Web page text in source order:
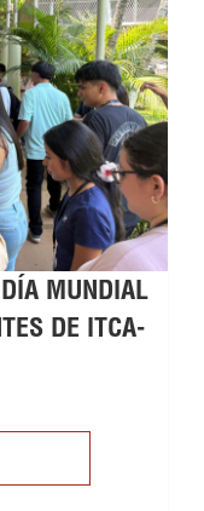
MUNDIAL
DE ITCA-